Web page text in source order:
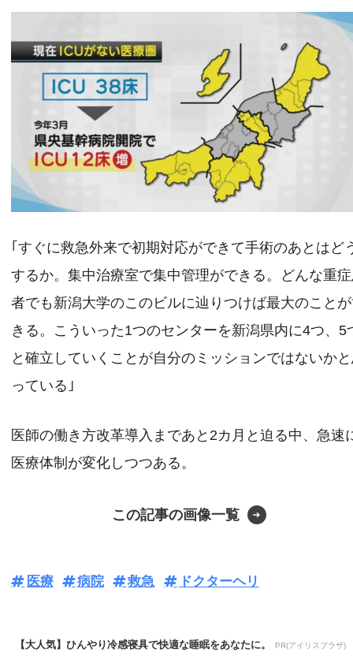
｢すぐに救急外来で初期対応ができて手術のあとはど
するか。集中治療室で集中管理ができる。どんな重
者でも新潟大学のこのビルに辿りつけば最大のこと
きる。こういった1つのセンターを新潟県内に4つ、5
と確立していくことが自分のミッションではないか
っている｣
医師の働き方改革導入まであと2カ月と迫る中、急速
医療体制が変化しつつある。
この記事の画像一覧
医療 病院 救急 ドクターヘリ
【大人気】ひんやり冷感寝具で快適な睡眠をあなたに。 PR(アイリスプラザ)